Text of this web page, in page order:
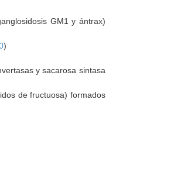
GM1 y ántrax)
)
y sacarosa sintasa
de fructuosa) formados